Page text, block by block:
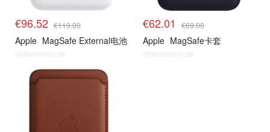
€96.52 €119.00
Apple MagSafe External电池
@dealmoon.de
€62.01 €69.00
Apple MagSafe卡套
@dealmoon.de